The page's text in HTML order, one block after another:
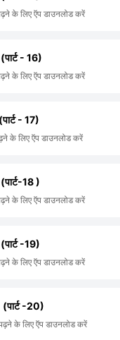
के लिए ऍप डाउनलोड करें
- 16)
के लिए ऍप डाउनलोड करें
- 17)
के लिए ऍप डाउनलोड करें
18 )
के लिए ऍप डाउनलोड करें
-19)
के लिए ऍप डाउनलोड करें
-20)
के लिए ऍप डाउनलोड करें